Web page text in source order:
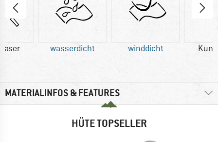
wasserdicht winddicht
MATERIALINFOS & FEATURES
HÜTE TOPSELLER